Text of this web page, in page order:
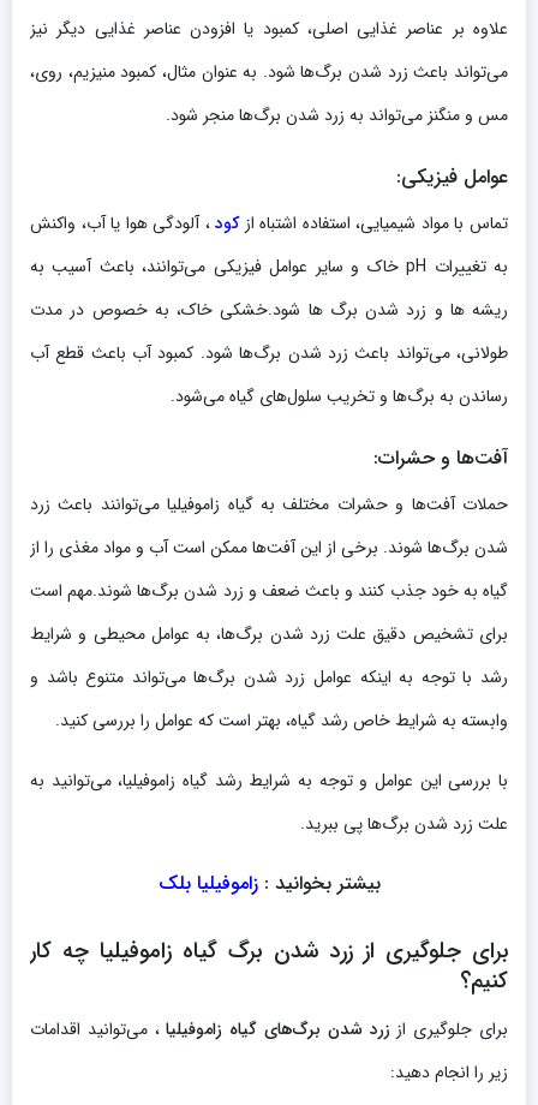
علاوه بر عناصر غذایی اصلی، کمبود یا افزودن عناصر غذایی دیگر نیز
می‌تواند باعث زرد شدن برگ‌ها شود. به عنوان مثال، کمبود منیزیم، روی،
مس و منگنز می‌تواند به زرد شدن برگ‌ها منجر شود.
عوامل فیزیکی:
تماس با مواد شیمیایی، استفاده اشتباه ازکود، آلودگی هوا یا آب، واکنش
به تغییرات pH خاک و سایر عوامل فیزیکی می‌توانند، باعث آسیب به
ریشه ها و زرد شدن برگ ها شود.خشکی خاک، به خصوص در مدت
طولانی، می‌تواند باعث زرد شدن برگ‌ها شود. کمبود آب باعث قطع آب
رساندن به برگ‌ها و تخریب سلول‌های گیاه می‌شود.
آفت‌ها و حشرات:
حملات آفت‌ها و حشرات مختلف به گیاه زاموفیلیا می‌توانند باعث زرد
شدن برگ‌ها شوند. برخی از این آفت‌ها ممکن است آب و مواد مغذی را از
گیاه به خود جذب کنند و باعث ضعف و زرد شدن برگ‌ها شوند.مهم است
برای تشخیص دقیق علت زرد شدن برگ‌ها، به عوامل محیطی و شرایط
رشد با توجه به اینکه عوامل زرد شدن برگ‌ها می‌تواند متنوع باشد و
وابسته به شرایط خاص رشد گیاه، بهتر است که عوامل را بررسی کنید.
با بررسی این عوامل و توجه به شرایط رشد گیاه زاموفیلیا، می‌توانید به
علت زرد شدن برگ‌ها پی ببرید.
بیشتر بخوانید :زاموفیلیا بلک
برای جلوگیری از زرد شدن برگ گیاه زاموفیلیا چه کار
کنیم؟
برای جلوگیری اززرد شدن برگ‌های گیاه زاموفیلیا، می‌توانید اقدامات
زیر را انجام دهید: